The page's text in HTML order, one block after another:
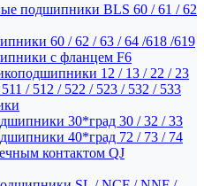
подшипники BLS 60 / 61 / 62
60 / 62 / 63 / 64 /618 /619
с фланцем F6
12 / 13 / 22 / 23
/ 512 / 522 / 523 / 532 / 533
30*град 30 / 32 / 33
40*град 72 / 73 / 74
контактом QJ